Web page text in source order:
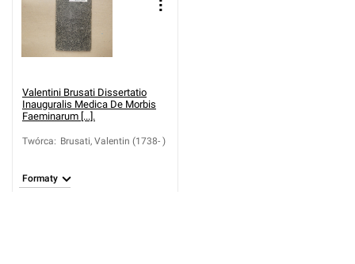
Valentini Brusati Dissertatio
Inauguralis Medica De Morbis
Faeminarum [...].
Twórca: Brusati, Valentin (1738- )
Formaty